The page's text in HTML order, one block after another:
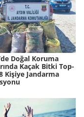
Doğal Ko­ru­ma
Kaçak Bitki Top­
Ki­şi­ye Jan­dar­ma